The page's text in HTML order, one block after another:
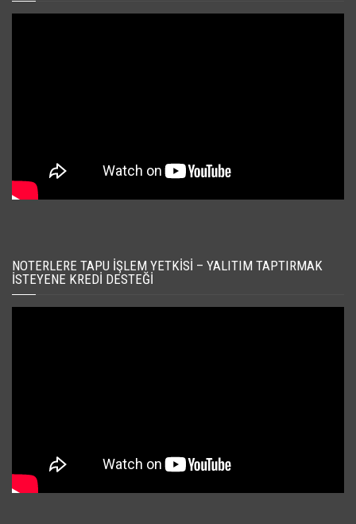
NOTERLERE TAPU İŞLEM YETKISI – YALITIM TAPTIRMAK
İSTEYENE KREDI DESTEĞI